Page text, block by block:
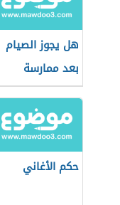
هل يجوز الصيام
بعد ممارسة
العادة في الليل؟
حكم الأغاني